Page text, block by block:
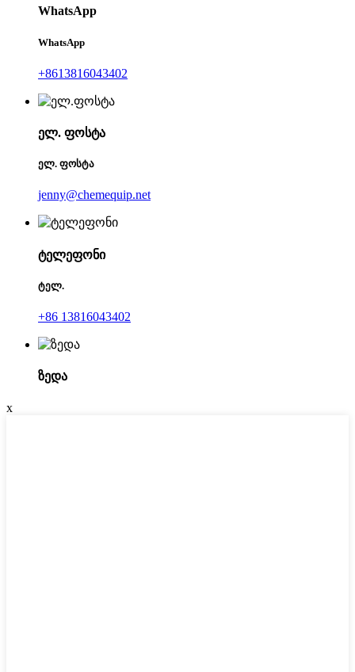
WhatsApp
WhatsApp
+8613816043402
ელ. ფოსტა
ელ. ფოსტა
jenny@chemequip.net
ტელეფონი
ტელ.
+86 13816043402
ზედა
x